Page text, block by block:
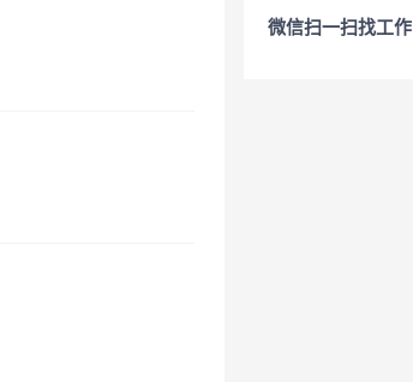
微信扫一扫找工作